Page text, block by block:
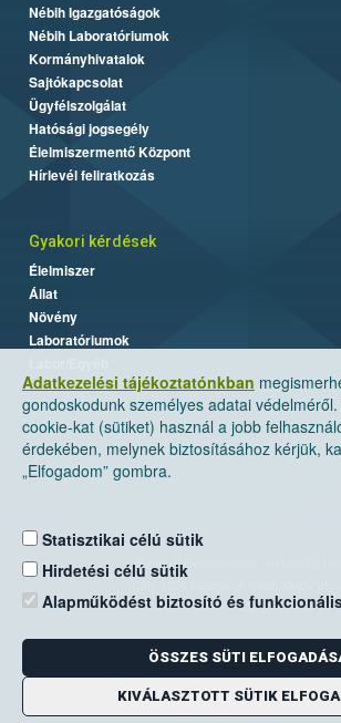
Adatkezelési tájékoztatónkban
gondoskodunk személyes adatai
cookie-kat (sütiket) használ a jobb
érdekében, melynek biztosításához kérjük,
„Elfogadom” gombra.
Statisztikai célú sütik
Hirdetési célú sütik
Alapműködést biztosító és
ÖSSZES SÜTI
KIVÁLASZTOTT SÜTIK
Nébih Igazgatóságok
Nébih Laboratóriumok
Kormányhivatalok
Sajtókapcsolat
Ügyfélszolgálat
Hatósági jogsegély
Élelmiszermentő Központ
Hírlevél feliratkozás
Gyakori kérdések
Élelmiszer
Állat
Növény
Laboratóriumok
Nemzeti Élelmiszerlánc-biztonsági
Levelezési cím: 1525 Budapest. Pf.
E-mail:
Zöld szám: 06-80/263-244
Telefon: 06-1/ 336-9000